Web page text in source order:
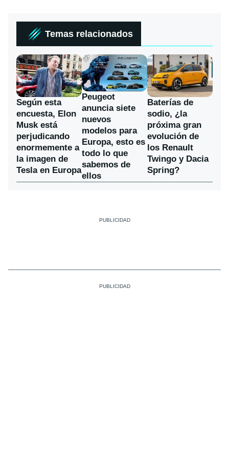
Temas relacionados
Según esta
encuesta, Elon
Musk está
perjudicando
enormemente a
la imagen de
Tesla en Europa
Peugeot
anuncia siete
nuevos
modelos para
Europa, esto es
todo lo que
sabemos de
ellos
Baterías de
sodio, ¿la
próxima gran
evolución de
los Renault
Twingo y Dacia
Spring?